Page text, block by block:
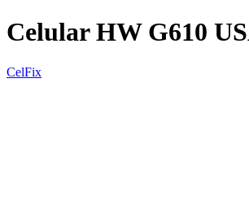
Celular HW G610
CelFix